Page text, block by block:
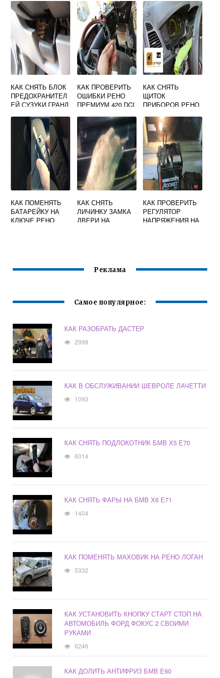
КАК СНЯТЬ БЛОК
ПРЕДОХРАНИТЕЛ
ЕЙ СУЗУКИ ГРАНД
КАК ПРОВЕРИТЬ
ОШИБКИ РЕНО
ПРЕМИУМ 420 DCI
КАК СНЯТЬ
ЩИТОК
ПРИБОРОВ РЕНО
КАК ПОМЕНЯТЬ
БАТАРЕЙКУ НА
КЛЮЧЕ РЕНО
КАК СНЯТЬ
ЛИЧИНКУ ЗАМКА
ДВЕРИ НА
КАК ПРОВЕРИТЬ
РЕГУЛЯТОР
НАПРЯЖЕНИЯ НА
Реклама
Самое популярное:
КАК РАЗОБРАТЬ ДАСТЕР
2998
КАК В ОБСЛУЖИВАНИИ ШЕВРОЛЕ ЛАЧЕТТИ
1093
КАК СНЯТЬ ПОДЛОКОТНИК БМВ Х5 Е70
6014
КАК СНЯТЬ ФАРЫ НА БМВ Х6 Е71
1404
КАК ПОМЕНЯТЬ МАХОВИК НА РЕНО ЛОГАН
5332
КАК УСТАНОВИТЬ КНОПКУ СТАРТ СТОП НА
АВТОМОБИЛЬ ФОРД ФОКУС 2 СВОИМИ
РУКАМИ
6246
КАК ДОЛИТЬ АНТИФРИЗ БМВ Е60